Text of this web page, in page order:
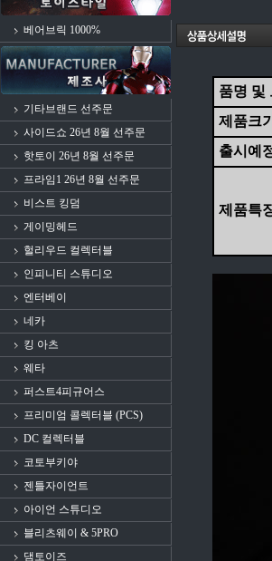
베어브릭 1000%
기타브랜드 선주문
사이드쇼 26년 8월 선주문
핫토이 26년 8월 선주문
프라임1 26년 8월 선주문
비스트 킹덤
게이밍헤드
헐리우드 컬렉터블
인피니티 스튜디오
엔터베이
네카
킹 아츠
웨타
퍼스트4피규어스
프리미엄 콜렉터블 (PCS)
DC 컬렉터블
코토부키야
젠틀자이언트
아이언 스튜디오
블리츠웨이 & 5PRO
댐토이즈
품명 및
제품크기
출시예
제품특